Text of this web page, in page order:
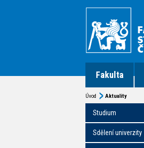
Fakulta
Úvod Aktuality
Studium
Sdělení univerzity